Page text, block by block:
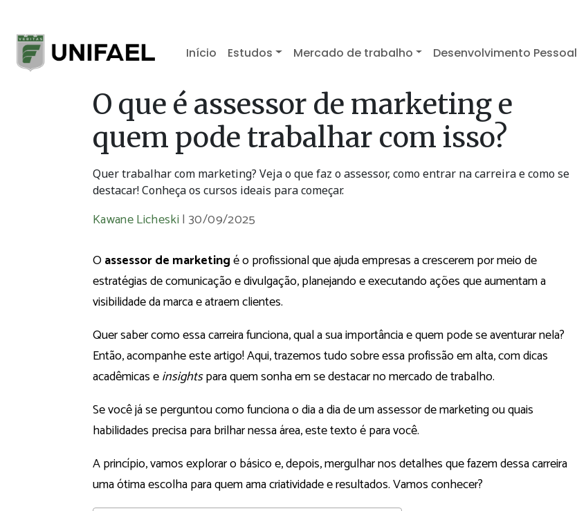
Início Estudos Mercado de trabalho Desenvolvimento Pessoal
O que é assessor de marketing e
quem pode trabalhar com isso?
Quer trabalhar com marketing? Veja o que faz o assessor, como entrar na carreira e como se
destacar! Conheça os cursos ideais para começar.
Kawane Licheski |30/09/2025
O assessor de marketingé o profissional que ajuda empresas a crescerem por meio de
estratégias de comunicação e divulgação, planejando e executando ações que aumentam a
visibilidade da marca e atraem clientes.
Quer saber como essa carreira funciona, qual a sua importância e quem pode se aventurar nela?
Então, acompanhe este artigo! Aqui, trazemos tudo sobre essa profissão em alta, com dicas
acadêmicas einsightspara quem sonha em se destacar no mercado de trabalho.
Se você já se perguntou como funciona o dia a dia de um assessor de marketing ou quais
habilidades precisa para brilhar nessa área, este texto é para você.
A princípio, vamos explorar o básico e, depois, mergulhar nos detalhes que fazem dessa carreira
uma ótima escolha para quem ama criatividade e resultados. Vamos conhecer?